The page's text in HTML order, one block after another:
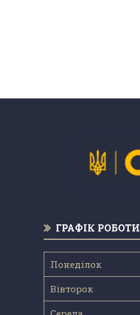
ГРАФІК РОБОТИ
Понеділок
Вівторок